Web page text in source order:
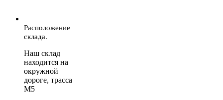
Расположение
склада.
Наш склад
находится на
окружной
дороге, трасса
М5